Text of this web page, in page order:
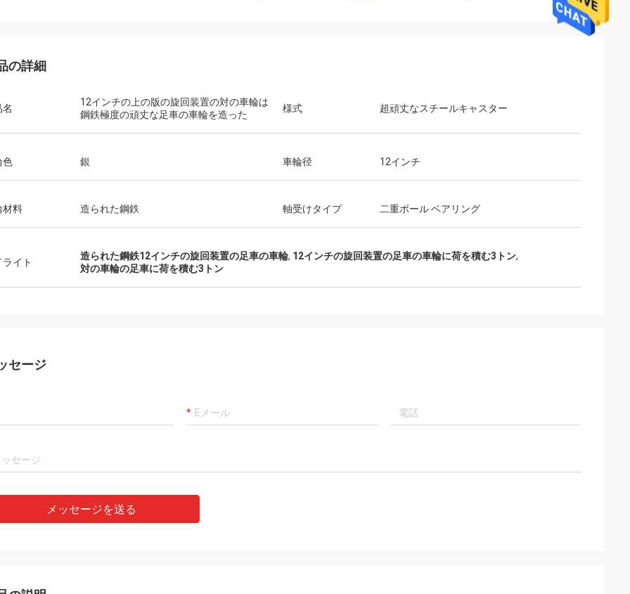
の詳細
名
12インチの上の版の旋回装置の対の車輪は
鋼鉄極度の頑丈な足車の車輪を造った
様式 超頑丈なスチールキャスター
色 銀 車輪径 12インチ
材料 造られた鋼鉄 軸受けタイプ 二重ボール ベアリング
イト
造られた鋼鉄12インチの旋回装置の足車の車輪, 12インチの旋回装置の足車の車輪に荷を積む3トン,
対の車輪の足車に荷を積む3トン
セージ
メッセージを送る